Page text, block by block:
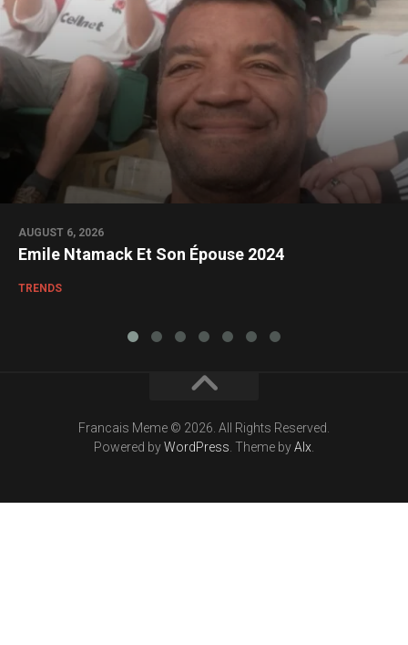
AUGUST 6, 2026
Emile Ntamack Et Son Épouse 2024
TRENDS
Francais Meme © 2026. All Rights Reserved.
Powered byWordPress . Theme byAlx